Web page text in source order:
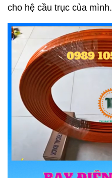
cho hệ cầu trục của mình.